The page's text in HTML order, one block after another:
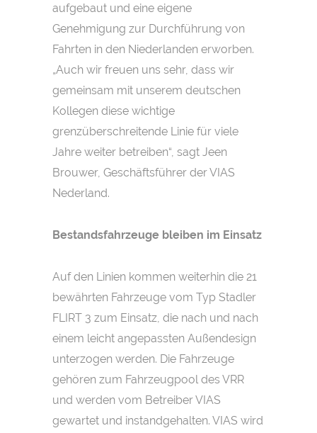
aufgebaut und eine eigene
Genehmigung zur Durchführung von
Fahrten in den Niederlanden erworben.
„Auch wir freuen uns sehr, dass wir
gemeinsam mit unserem deutschen
Kollegen diese wichtige
grenzüberschreitende Linie für viele
Jahre weiter betreiben“, sagt Jeen
Brouwer, Geschäftsführer der VIAS
Nederland.
Bestandsfahrzeuge bleiben im Einsatz
Auf den Linien kommen weiterhin die 21
bewährten Fahrzeuge vom Typ Stadler
FLIRT 3 zum Einsatz, die nach und nach
einem leicht angepassten Außendesign
unterzogen werden. Die Fahrzeuge
gehören zum Fahrzeugpool des VRR
und werden vom Betreiber VIAS
gewartet und instandgehalten. VIAS wird